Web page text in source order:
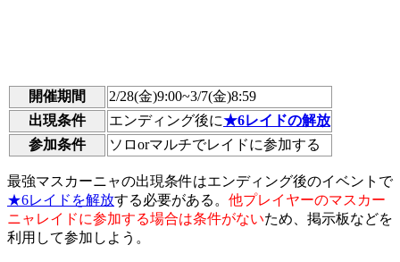
開催期間
2/28(金)9:00~3/7(金)8:59
出現条件
エンディング後に★6レイドの解放
参加条件
ソロorマルチでレイドに参加する
最強マスカーニャの出現条件はエンディング後のイベントで
★6レイドを解放する必要がある。 他プレイヤーのマスカー
ニャレイドに参加する場合は条件がないため、掲示板などを
利用して参加しよう。